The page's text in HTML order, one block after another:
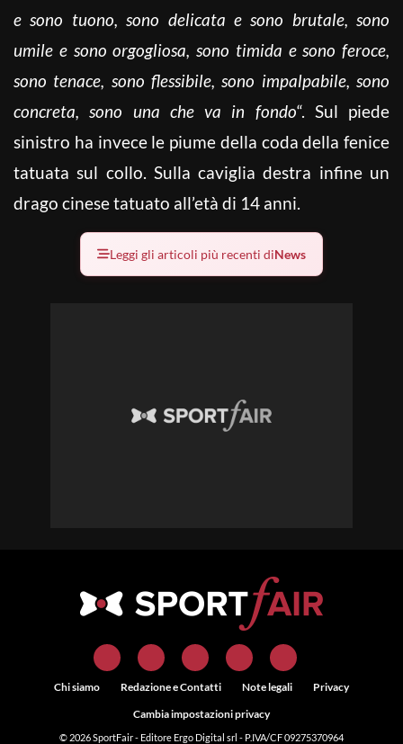
e sono tuono, sono delicata e sono brutale, sono
umile e sono orgogliosa, sono timida e sono feroce,
sono tenace, sono flessibile, sono impalpabile, sono
concreta, sono una che va in fondo“. Sul piede
sinistro ha invece le piume della coda della fenice
tatuata sul collo. Sulla caviglia destra infine un
drago cinese tatuato all’età di 14 anni.
Leggi gli articoli più recenti diNews
Chi siamo Redazione e Contatti Note legali
Privacy
Cambia impostazioni privacy
© 2026SportFair- Editore Ergo Digital srl - P.IVA/CF 09275370964